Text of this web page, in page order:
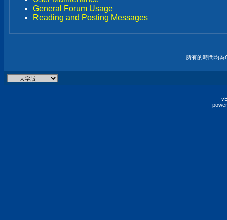
General Forum Usage
Reading and Posting Messages
所有的時間均為